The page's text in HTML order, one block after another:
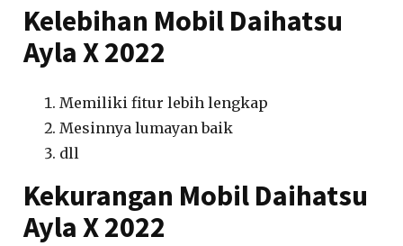
Kelebihan Mobil Daihatsu
Ayla X 2022
Memiliki fitur lebih lengkap
Mesinnya lumayan baik
dll
Kekurangan Mobil Daihatsu
Ayla X 2022